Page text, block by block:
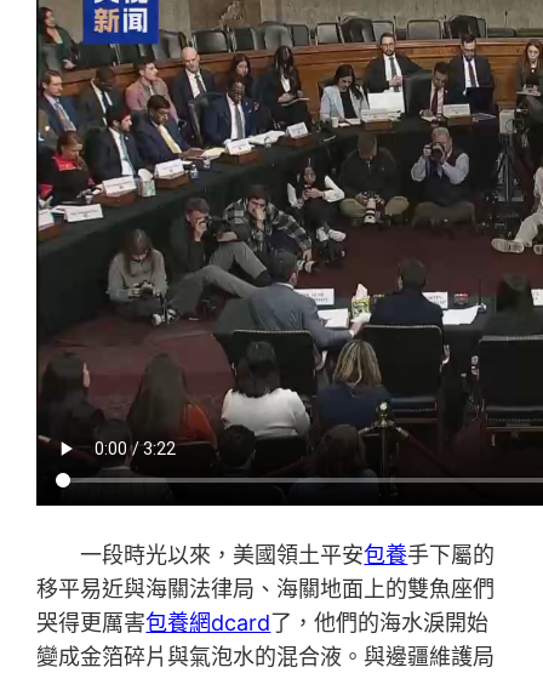
一段時光以來，美國領土平安包養手下屬的
移平易近與海關法律局、海關地面上的雙魚座們
哭得更厲害包養網dcard了，他們的海水淚開始
變成金箔碎片與氣泡水的混合液。與邊疆維護局